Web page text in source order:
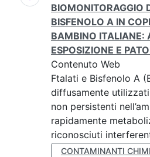
BIOMONITORAGGIO
BISFENOLO A IN
BAMBINO ITALIANE:
ESPOSIZIONE E
Contenuto Web
Ftalati e Bisfenolo A
diffusamente
non persistenti
rapidamente
riconosciuti
CONTAMINANTI